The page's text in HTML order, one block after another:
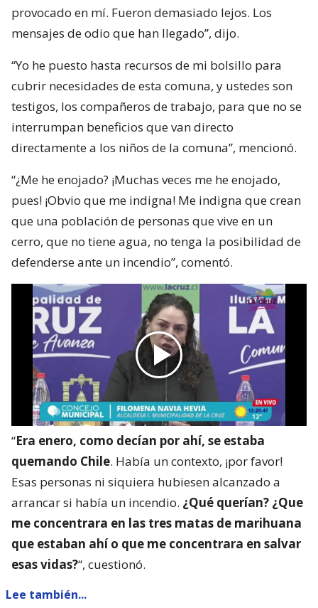
provocado en mí. Fueron demasiado lejos. Los
mensajes de odio que han llegado”, dijo.
“Yo he puesto hasta recursos de mi bolsillo para
cubrir necesidades de esta comuna, y ustedes son
testigos, los compañeros de trabajo, para que no se
interrumpan beneficios que van directo
directamente a los niños de la comuna”, mencionó.
“¿Me he enojado? ¡Muchas veces me he enojado,
pues! ¡Obvio que me indigna! Me indigna que crean
que una población de personas que vive en un
cerro, que no tiene agua, no tenga la posibilidad de
defenderse ante un incendio”, comentó.
“Era enero, como decían por ahí, se estaba
quemando Chile. Había un contexto, ¡por favor!
Esas personas ni siquiera hubiesen alcanzado a
arrancar si había un incendio. ¿Qué querían? ¿Que
me concentrara en las tres matas de marihuana
que estaban ahí o que me concentrara en salvar
esas vidas?“, cuestionó.
Lee también...